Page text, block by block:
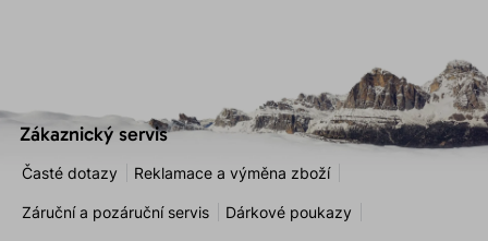
Zákaznický servis
Časté dotazy Reklamace a výměna zboží
Záruční a pozáruční servis Dárkové poukazy